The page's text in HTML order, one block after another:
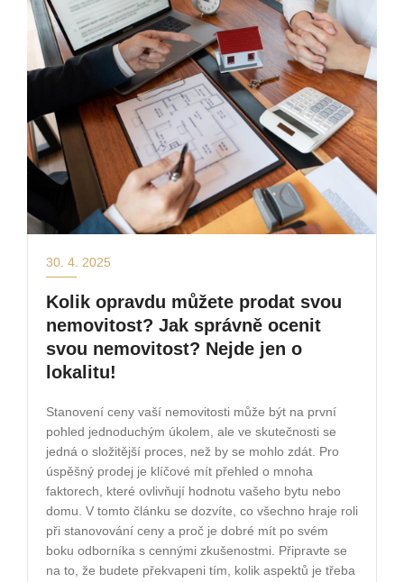
30. 4. 2025
Kolik opravdu můžete prodat svou
nemovitost? Jak správně ocenit
svou nemovitost? Nejde jen o
lokalitu!
Stanovení ceny vaší nemovitosti může být na první
pohled jednoduchým úkolem, ale ve skutečnosti se
jedná o složitější proces, než by se mohlo zdát. Pro
úspěšný prodej je klíčové mít přehled o mnoha
faktorech, které ovlivňují hodnotu vašeho bytu nebo
domu. V tomto článku se dozvíte, co všechno hraje roli
při stanovování ceny a proč je dobré mít po svém
boku odborníka s cennými zkušenostmi. Připravte se
na to, že budete překvapeni tím, kolik aspektů je třeba